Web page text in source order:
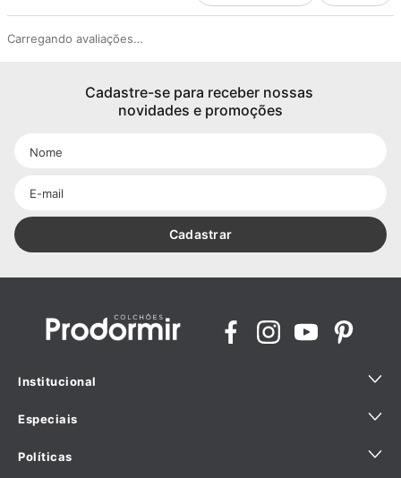
Carregando avaliações…
Cadastre-se para receber nossas
novidades e promoções
Cadastrar
Institucional
Quem Somos
Sustentabilidade
Especiais
Ajuda para comprar com especialista
Políticas